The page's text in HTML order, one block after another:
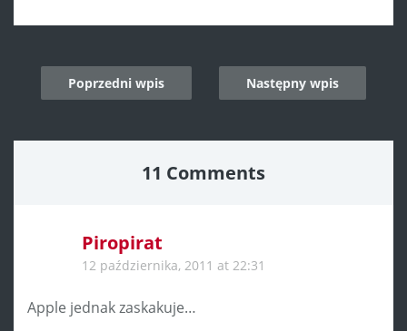
Post
navigation
Poprzedni wpis Następny wpis
11 Comments
Piropirat
12 października, 2011 at 22:31
Apple jednak zaskakuje…